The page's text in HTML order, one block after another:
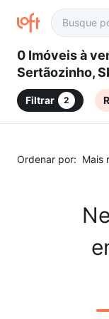
0 Imóveis à venda em
Sertãozinho,
Filtrar 2
Ordenar por: Mais